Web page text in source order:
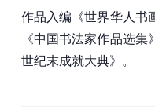
作品入编《世界华人书
《中国书法家作品选
世纪末成就大典》。